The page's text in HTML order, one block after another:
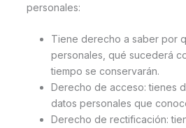
personales:
Tiene derecho a saber por
personales, qué sucederá
tiempo se conservarán.
Derecho de acceso: tienes
datos personales que
Derecho de rectificación: